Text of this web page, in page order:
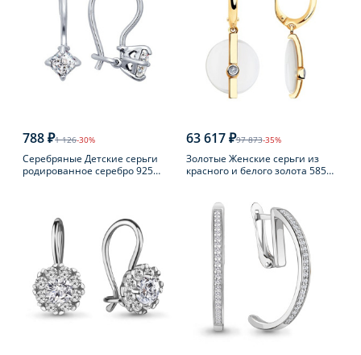
788 ₽1 126-30%
Серебряные Детские серьги
родированное серебро 925
63 617 ₽97 873-35%
Золотые Женские серьги из
красного и белого золота 585